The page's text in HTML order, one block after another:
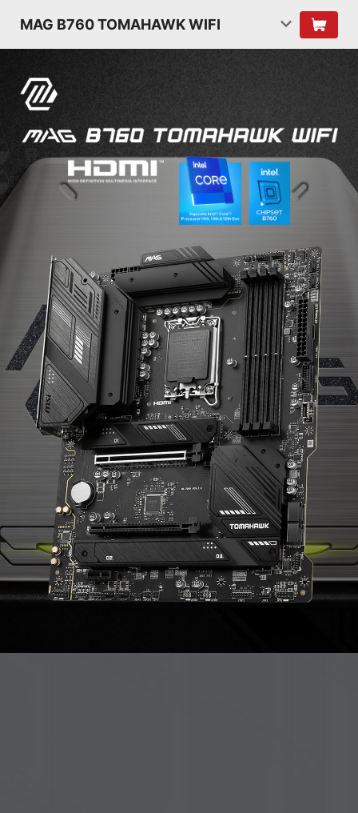
MAG B760 TOMAHAWK WIFI